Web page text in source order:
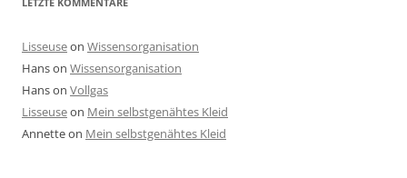
Lisseuseon Wissensorganisation
Hanson Wissensorganisation
Hanson Vollgas
Lisseuseon Mein selbstgenähtes Kleid
Annetteon Mein selbstgenähtes Kleid